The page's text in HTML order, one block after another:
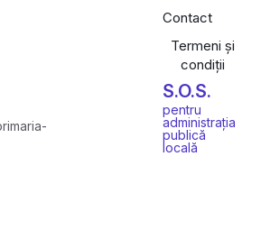
Contact
Termeni și
condiții
S.O.S.
pentru
administrația
publică
locală